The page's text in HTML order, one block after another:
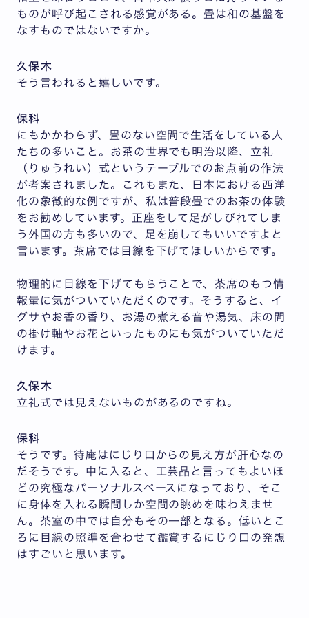
ものが呼び起こされる感覚がある。畳は和の基盤を
なすものではないですか。
久保木
そう言われると嬉しいです。
保科
にもかかわらず、畳のない空間で生活をしている人
たちの多いこと。お茶の世界でも明治以降、立礼
（りゅうれい）式というテーブルでのお点前の作法
が考案されました。これもまた、日本における西洋
化の象徴的な例ですが、私は普段畳でのお茶の体験
をお勧めしています。正座をして足がしびれてしま
う外国の方も多いので、足を崩してもいいですよと
言います。茶席では目線を下げてほしいからです。
物理的に目線を下げてもらうことで、茶席のもつ情
報量に気がついていただくのです。そうすると、イ
グサやお香の香り、お湯の煮える音や湯気、床の間
の掛け軸やお花といったものにも気がついていただ
けます。
久保木
立礼式では見えないものがあるのですね。
保科
そうです。待庵はにじり口からの見え方が肝心なの
だそうです。中に入ると、工芸品と言ってもよいほ
どの究極なパーソナルスペースになっており、そこ
に身体を入れる瞬間しか空間の眺めを味わえませ
ん。茶室の中では自分もその一部となる。低いとこ
ろに目線の照準を合わせて鑑賞するにじり口の発想
はすごいと思います。